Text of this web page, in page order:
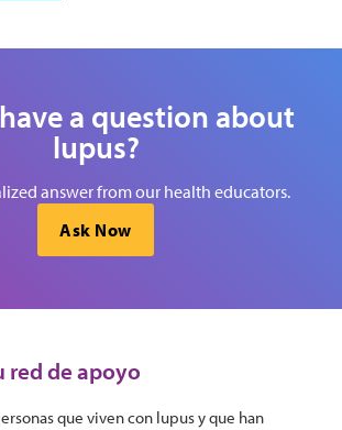
a question about
lupus?
answer from our health educators.
Ask Now
red de apoyo
que viven con lupus y que han